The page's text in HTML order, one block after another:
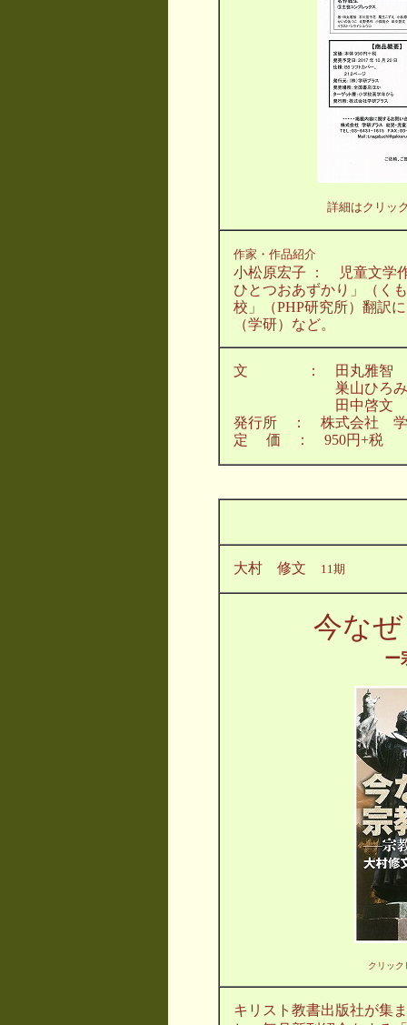
詳細はクリッ
作家・作品紹介
小松原宏子 ： 児童文学
ひとつおあずかり」（く
校」（PHP研究所）翻訳
（学研）など。
文 ： 田丸雅智 石川
巣山ひろみ せい
田中啓文 小
発行所 ： 株式会社 学
定 価 ： 950円+税
大村 修文 11期
今な
ー
クリック
キリスト教書出版社が集